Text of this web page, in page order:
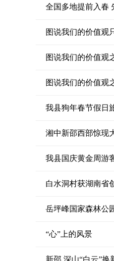
全国多地提前入春
图说我们的价值
图说我们的价值
图说我们的价值
我县狗年春节假日
湘中新邵西部惊现
我县国庆黄金周游
白水洞村获湖南省
岳坪峰国家森林公
“心”上的风景
新邵 深山“白云”换